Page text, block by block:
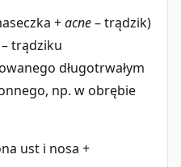
+acne– trądzik)
– trądziku
długotrwałym
np. w obrębie
ust i nosa +